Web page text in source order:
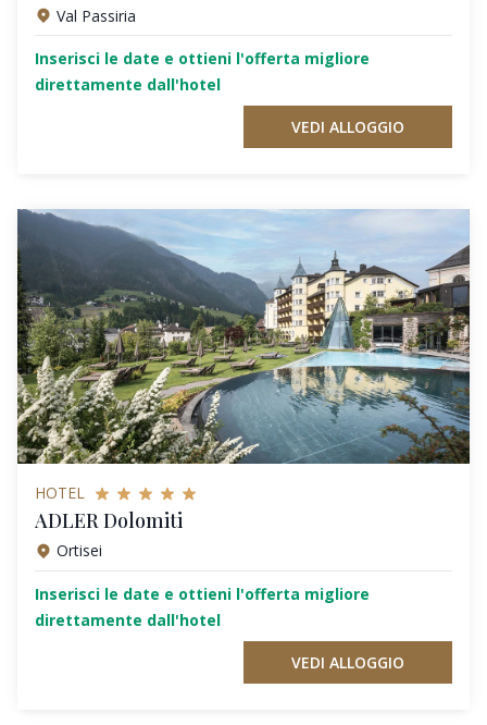
Val Passiria
Inserisci le date e ottieni l'offerta migliore
direttamente dall'hotel
VEDI ALLOGGIO
HOTEL
ADLER Dolomiti
Ortisei
Inserisci le date e ottieni l'offerta migliore
direttamente dall'hotel
VEDI ALLOGGIO